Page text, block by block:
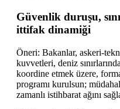
Güvenlik duruşu,
ittifak dinamiği
Öneri: Bakanlar, askeri-
kuvvetleri, deniz
koordine etmek üzere,
programı kurulsun;
zamanlı istihbarat ağını